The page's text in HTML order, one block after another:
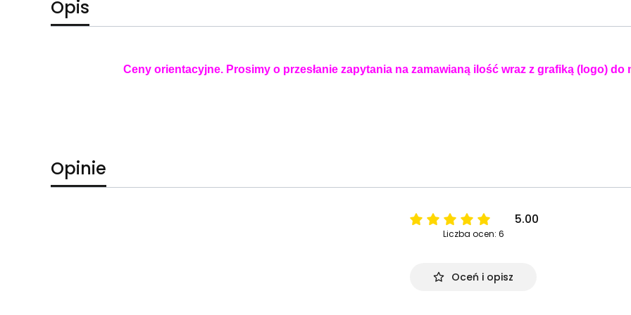
Opis
Ceny orientacyjne. Prosimy o przesłanie zapytania na zamawianą ilość wraz z grafiką (logo) do
Opinie
5.00
Liczba ocen: 6
Oceń i opisz